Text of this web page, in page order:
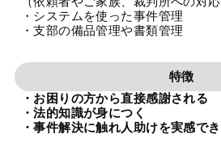
・システムを使った事件管理
・支部の備品管理や書類管理
特徴
・お困りの方から直接感謝される
・法的知識が身につく
・事件解決に触れ人助けを実感で
TikTok受賞 定義集